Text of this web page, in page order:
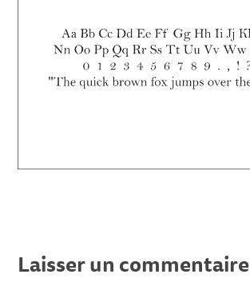
Laisser un commentaire